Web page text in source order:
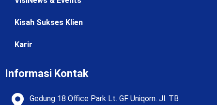
Kisah Sukses Klien
Karir
Informasi Kontak
Gedung 18 Office Park Lt. GF Uniqorn. Jl. TB